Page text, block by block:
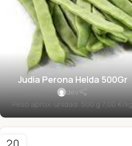
Judia Perona Helda 500Gr
dev
Peso aprox. unidad: 500 g 7,00 €/kg